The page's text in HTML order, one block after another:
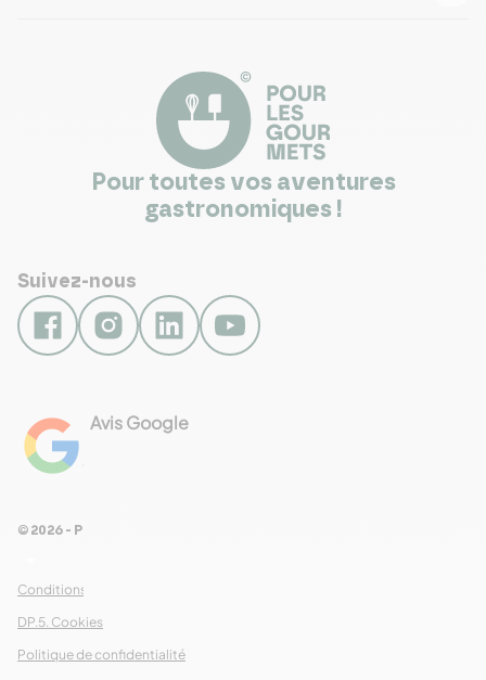
Pour toutes vos aventures
gastronomiques !
Suivez-nous
Avis Google
Conditions Générales de Ventes
DP.5. Cookies
Politique de confidentialité
© 2026 - Pour Les Gourmets